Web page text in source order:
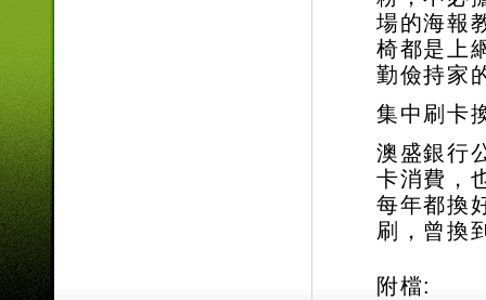
場的海報
椅都是上
勤儉持家
集中刷卡
澳盛銀行
卡消費，
每年都換
刷，曾換
附檔: